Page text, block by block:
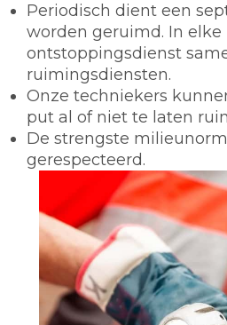
Periodisch dient een
worden geruimd. In
ontstoppingsdienst
ruimingsdiensten.
Onze techniekers
put al of niet te laten
De strengste
gerespecteerd.